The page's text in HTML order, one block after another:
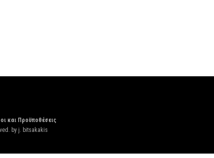
και Προϋποθέσεις
by j. bitsakakis